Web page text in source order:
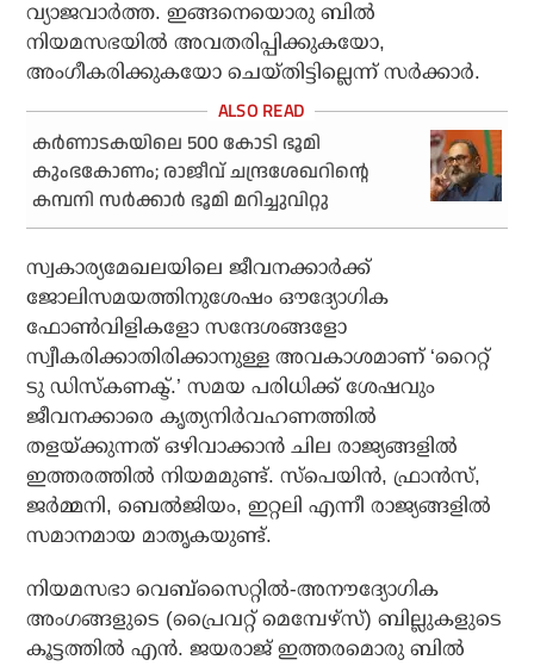
വ്യാജവാര്‍ത്ത. ഇങ്ങനെയൊരു ബില്‍
നിയമസഭയില്‍ അവതരിപ്പിക്കുകയോ,
അംഗീകരിക്കുകയോ ചെയ്തിട്ടില്ലെന്ന് സര്‍ക്കാര്‍.
കര്‍ണാടകയിലെ 500 കോടി ഭൂമി
കുംഭകോണം; രാജീവ് ചന്ദ്രശേഖറിന്റെ
കമ്പനി സര്‍ക്കാര്‍ ഭൂമി മറിച്ചുവിറ്റു
സ്വകാര്യമേഖലയിലെ ജീവനക്കാര്‍ക്ക്
ജോലിസമയത്തിനുശേഷം ഔദ്യോഗിക
ഫോണ്‍വിളികളോ സന്ദേശങ്ങളോ
സ്വീകരിക്കാതിരിക്കാനുള്ള അവകാശമാണ് ‘റൈറ്റ്
ടു ഡിസ്‌കണക്ട്.’ സമയ പരിധിക്ക് ശേഷവും
ജീവനക്കാരെ കൃത്യനിര്‍വഹണത്തില്‍
തളയ്ക്കുന്നത് ഒഴിവാക്കാന്‍ ചില രാജ്യങ്ങളില്‍
ഇത്തരത്തില്‍ നിയമമുണ്ട്. സ്‌പെയിന്‍, ഫ്രാന്‍സ്,
ജര്‍മ്മനി, ബെല്‍ജിയം, ഇറ്റലി എന്നീ രാജ്യങ്ങളില്‍
സമാനമായ മാതൃകയുണ്ട്.
നിയമസഭാ വെബ്‌സൈറ്റില്‍-അനൗദ്യോഗിക
അംഗങ്ങളുടെ (പ്രൈവറ്റ് മെമ്പേഴ്സ്) ബില്ലുകളുടെ
കൂട്ടത്തില്‍ എന്‍. ജയരാജ് ഇത്തരമൊരു ബില്‍